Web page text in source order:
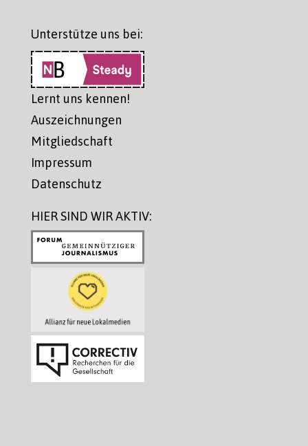
Unterstütze uns bei:
Lernt uns kennen!
Auszeichnungen
Mitgliedschaft
Impressum
Datenschutz
HIER SIND WIR AKTIV: